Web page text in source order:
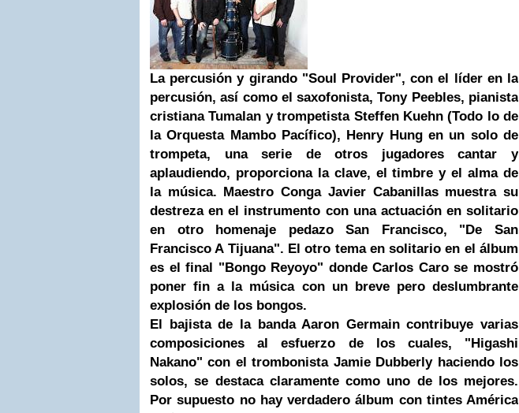
La percusión y girando "Soul Provider", con el líder en la
percusión, así como el saxofonista, Tony Peebles, pianista
cristiana Tumalan y trompetista Steffen Kuehn (Todo lo de
la Orquesta Mambo Pacífico), Henry Hung en un solo de
trompeta, una serie de otros jugadores cantar y
aplaudiendo, proporciona la clave, el timbre y el alma de
la música. Maestro Conga Javier Cabanillas muestra su
destreza en el instrumento con una actuación en solitario
en otro homenaje pedazo San Francisco, "De San
Francisco A Tijuana". El otro tema en solitario en el álbum
es el final "Bongo Reyoyo" donde Carlos Caro se mostró
poner fin a la música con un breve pero deslumbrante
explosión de los bongos.
El bajista de la banda Aaron Germain contribuye varias
composiciones al esfuerzo de los cuales, "Higashi
Nakano" con el trombonista Jamie Dubberly haciendo los
solos, se destaca claramente como uno de los mejores.
Por supuesto no hay verdadero álbum con tintes América